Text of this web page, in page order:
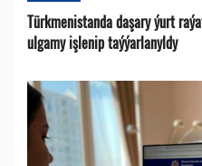
Türkmenistanda daşary ýurt
ulgamy işlenip taýýarlanyldy